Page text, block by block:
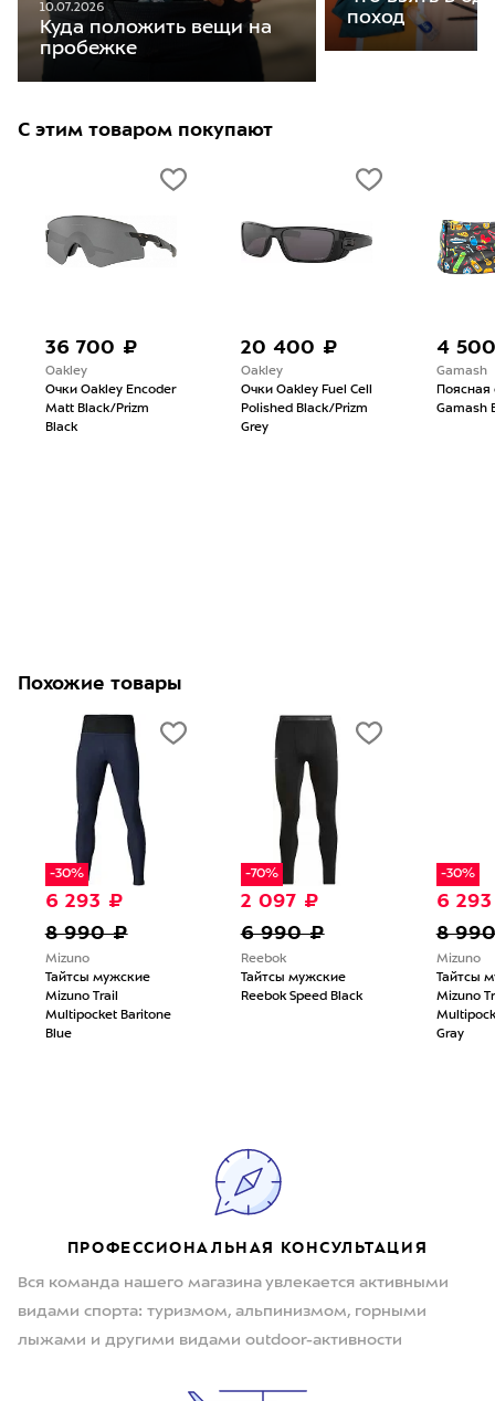
10.07.2026
Куда положить вещи на
пробежке
поход
С этим товаром покупают
36 700 ₽
Oakley
Очки Oakley Encoder
Matt Black/Prizm
Black
20 400 ₽
Oakley
Очки Oakley Fuel Cell
Polished Black/Prizm
Grey
4
Gamash
Поясная
Gamash
Похожие товары
-30%
6 293 ₽
8 990 ₽
Mizuno
Тайтсы мужские
Mizuno Trail
Multipocket Baritone
Blue
-70%
2 097 ₽
6 990 ₽
Reebok
Тайтсы мужские
Reebok Speed Black
-30%
6
8
Mizuno
Тайтсы
Mizuno
Gray
ПРОФЕССИОНАЛЬНАЯ КОНСУЛЬТАЦИЯ
Вся команда нашего магазина увлекается активными
видами спорта: туризмом, альпинизмом, горными
лыжами и другими видами outdoor-активности